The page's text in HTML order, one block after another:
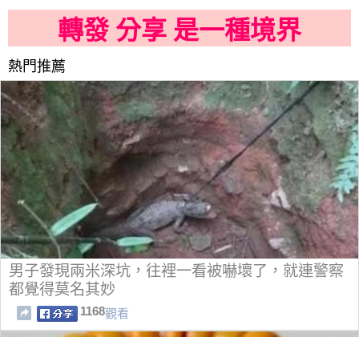
轉發 分享 是一種境界
熱門推薦
男子發現兩米深坑，往裡一看被嚇壞了，就連警察
都覺得莫名其妙
1168觀看